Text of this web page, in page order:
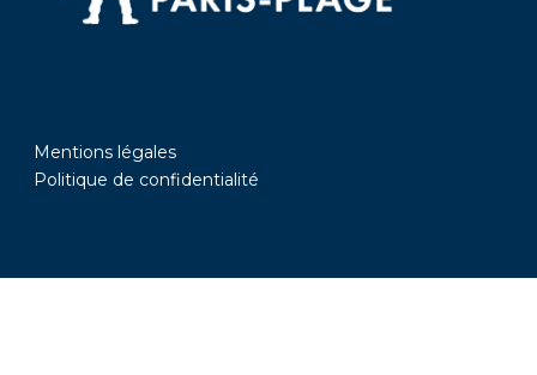
Mentions légales
Politique de confidentialité